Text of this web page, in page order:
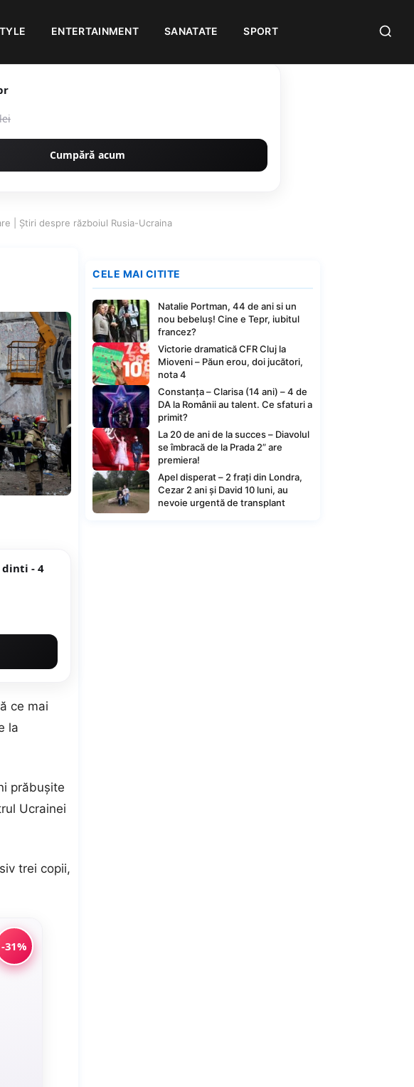
ENTERTAINMENT SANATATE SPORT
Cumpără acum
| Știri despre războiul Rusia-Ucraina
dinti - 4
ce mai
la
prăbușite
Ucrainei
trei copii,
-31%
CELE MAI CITITE
Natalie Portman, 44 de ani si un
nou bebeluș! Cine e Tepr, iubitul
francez?
Victorie dramatică CFR Cluj la
Mioveni – Păun erou, doi jucători,
nota 4
Constanța – Clarisa (14 ani) – 4 de
DA la Românii au talent. Ce sfaturi a
primit?
La 20 de ani de la succes – Diavolul
se îmbracă de la Prada 2” are
premiera!
Apel disperat – 2 frați din Londra,
Cezar 2 ani și David 10 luni, au
nevoie urgentă de transplant